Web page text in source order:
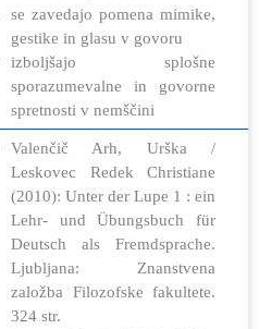
se zavedajo pomena mimike,
gestike in glasu v govoru
izboljšajo splošne
sporazumevalne in govorne
spretnosti v nemščini
Valenčič Arh, Urška /
Leskovec Redek Christiane
(2010): Unter der Lupe 1 : ein
Lehr- und Übungsbuch für
Deutsch als Fremdsprache.
Ljubljana: Znanstvena
založba Filozofske fakultete.
324 str.